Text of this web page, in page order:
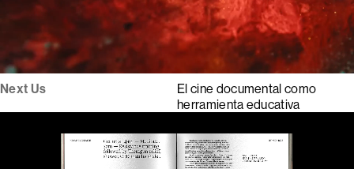
Next Us
El cine documental como
herramienta educativa